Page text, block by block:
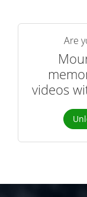
Are
videos